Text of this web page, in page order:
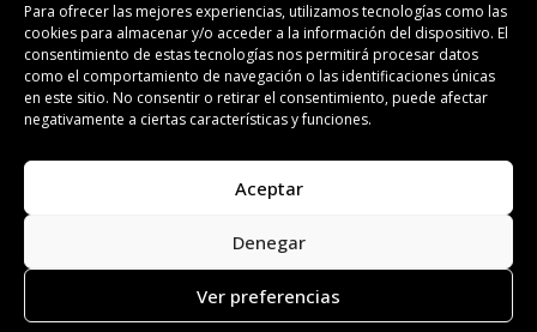
Para ofrecer las mejores experiencias, utilizamos tecnologías como las
cookies para almacenar y/o acceder a la información del dispositivo. El
consentimiento de estas tecnologías nos permitirá procesar datos
como el comportamiento de navegación o las identificaciones únicas
en este sitio. No consentir o retirar el consentimiento, puede afectar
negativamente a ciertas características y funciones.
Aceptar
Denegar
Ver preferencias
CONTACTO REDACCIÓN PUBLICIDAD
ISSN 2385-4839 DL B 27443-2014
Todos los derechos reservados. Copyright 2008-2024.
Barcelona Fashion Press®/™ es una marca registrada.